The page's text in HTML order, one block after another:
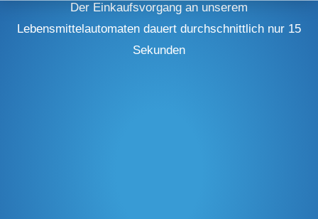
Der Einkaufsvorgang an unserem
Lebensmittelautomaten dauert durchschnittlich nur 15
Sekunden